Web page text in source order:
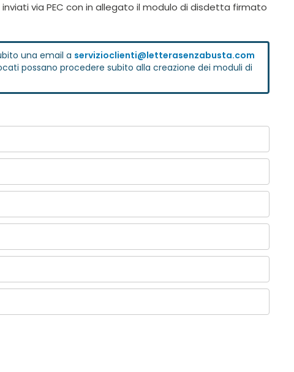
via PEC con in allegato il modulo di disdetta firmato
una email a servizioclienti@letterasenzabusta.com
possano procedere subito alla creazione dei moduli di